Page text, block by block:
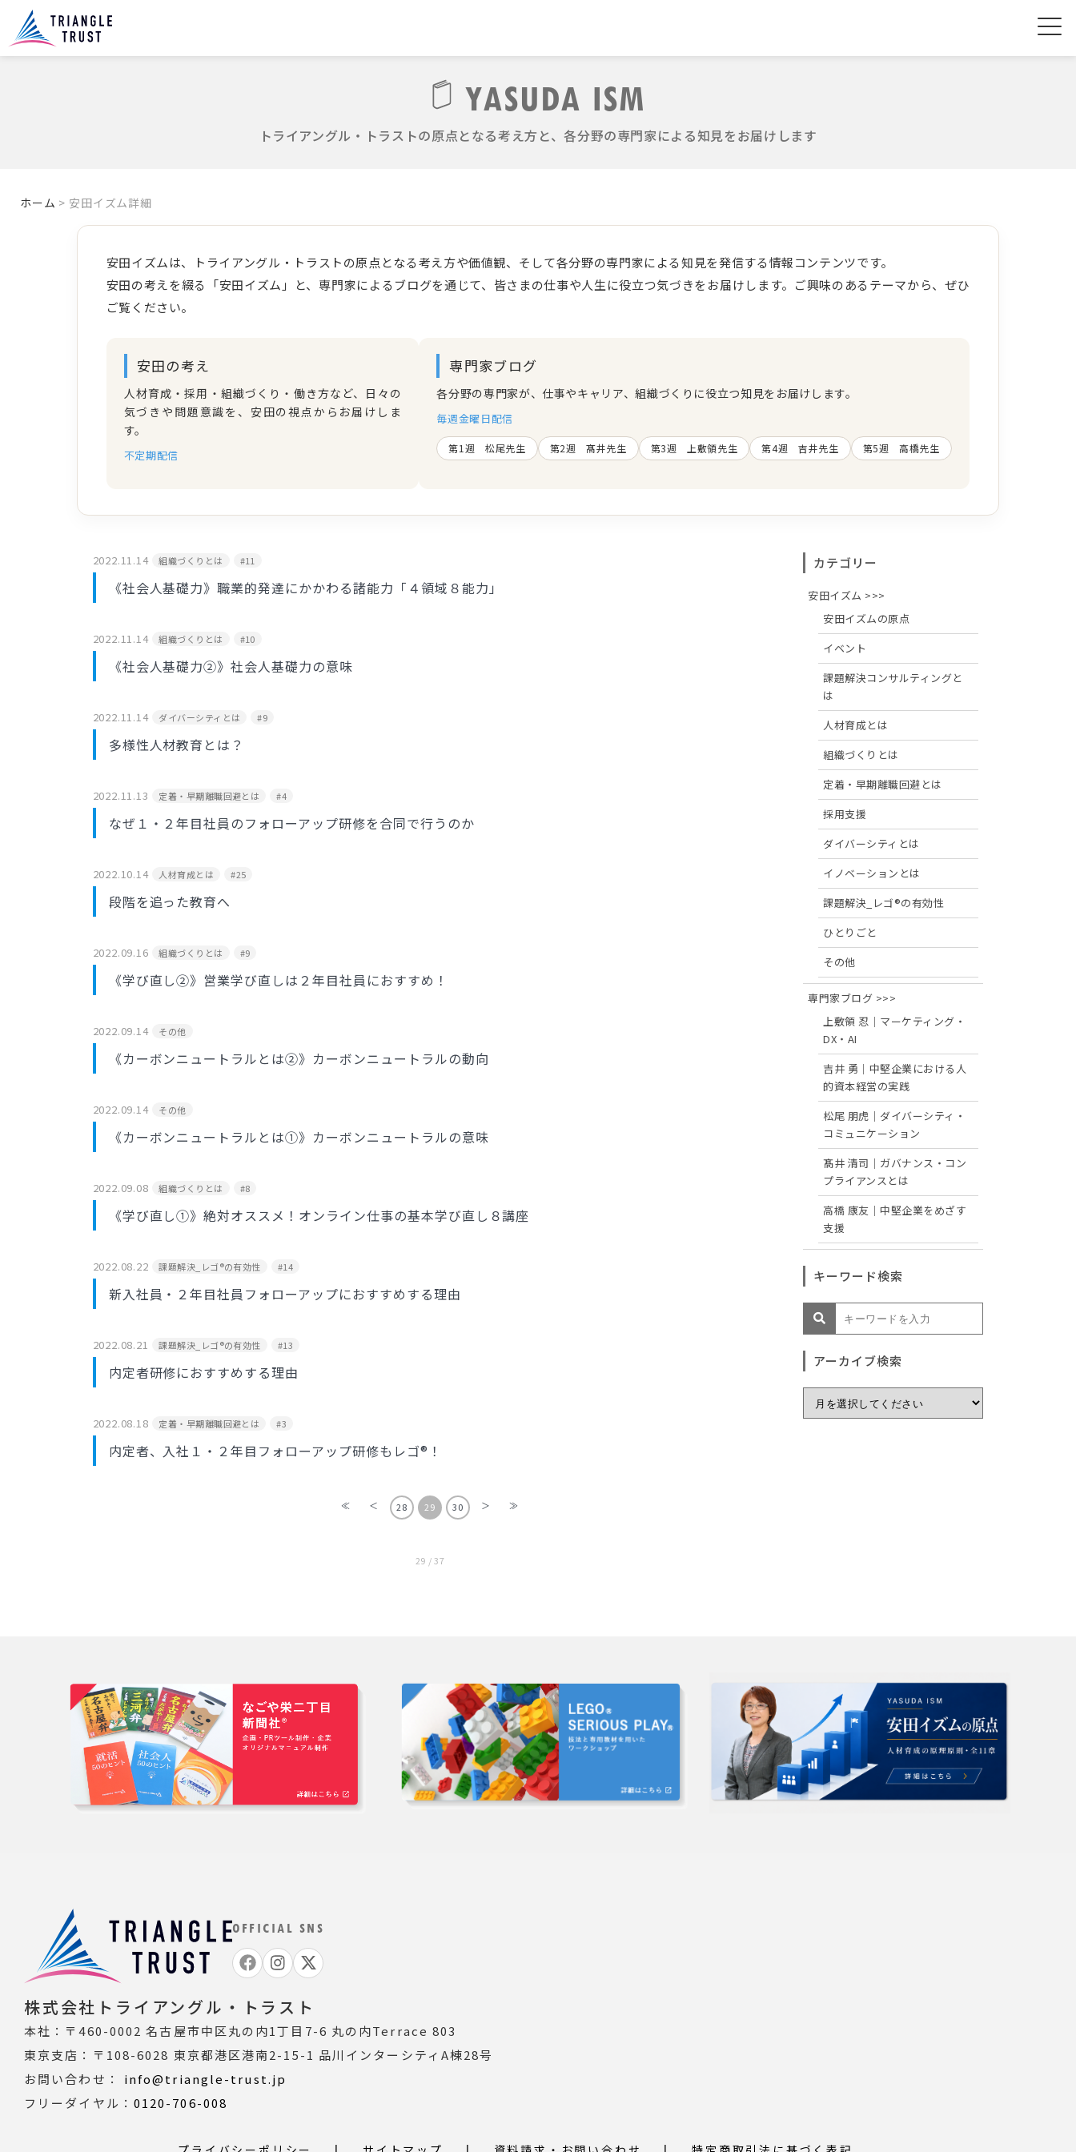
YASUDA ISM
トライアングル・トラストの原点となる考え方と、各分野の専門家による知見をお届けします
ホーム > 安田イズム詳細
安田イズムは、トライアングル・トラストの原点となる考え方や価値観、そして各分野の専門家による知見を発信する情報コンテンツです。
安田の考えを綴る「安田イズム」と、専門家によるブログを通じて、皆さまの仕事や人生に役立つ気づきをお届けします。ご興味のあるテーマから、ぜひ
ご覧ください。
安田の考え
人材育成・採用・組織づくり・働き方など、日々の
気づきや問題意識を、安田の視点からお届けしま
す。
不定期配信
専門家ブログ
各分野の専門家が、仕事やキャリア、組織づくりに役立つ知見をお届けします。
毎週金曜日配信
第1週 松尾先生 第2週 髙井先生 第3週 上敷領先生 第4週 吉井先生 第5週 高橋先生
2022.11.14 組織づくりとは #11
《社会人基礎力》職業的発達にかかわる諸能力「４領域８能力」
2022.11.14 組織づくりとは #10
《社会人基礎力②》社会人基礎力の意味
2022.11.14 ダイバーシティとは #9
多様性人材教育とは？
2022.11.13 定着・早期離職回避とは #4
なぜ１・２年目社員のフォローアップ研修を合同で行うのか
2022.10.14 人材育成とは #25
段階を追った教育へ
2022.09.16 組織づくりとは #9
《学び直し②》営業学び直しは２年目社員におすすめ！
2022.09.14 その他
《カーボンニュートラルとは②》カーボンニュートラルの動向
2022.09.14 その他
《カーボンニュートラルとは①》カーボンニュートラルの意味
2022.09.08 組織づくりとは #8
《学び直し①》絶対オススメ！オンライン仕事の基本学び直し８講座
2022.08.22 課題解決_レゴ®の有効性 #14
新入社員・２年目社員フォローアップにおすすめする理由
2022.08.21 課題解決_レゴ®の有効性 #13
内定者研修におすすめする理由
2022.08.18 定着・早期離職回避とは #3
内定者、入社１・２年目フォローアップ研修もレゴ®！
≪ ＜ 28 29 30 ＞ ≫
29 / 37
カテゴリー
安田イズム >>>
安田イズムの原点
イベント
課題解決コンサルティングと
は
人材育成とは
組織づくりとは
定着・早期離職回避とは
採用支援
ダイバーシティとは
イノベーションとは
課題解決_レゴ®の有効性
ひとりごと
その他
専門家ブログ >>>
上敷領 忍｜マーケティング・
DX・AI
吉井 勇｜中堅企業における人
的資本経営の実践
松尾 朋虎｜ダイバーシティ・
コミュニケーション
髙井 清司｜ガバナンス・コン
プライアンスとは
高橋 康友｜中堅企業をめざす
支援
キーワード検索
アーカイブ検索
OFFICIAL SNS
株式会社トライアングル・トラスト
本社：〒460-0002名古屋市中区丸の内1丁目7-6 丸の内Terrace 803
東京支店：〒108-6028 東京都港区港南2-15-1 品川インターシティA棟28号
お問い合わせ： info@triangle-trust.jp
フリーダイヤル： 0120-706-008